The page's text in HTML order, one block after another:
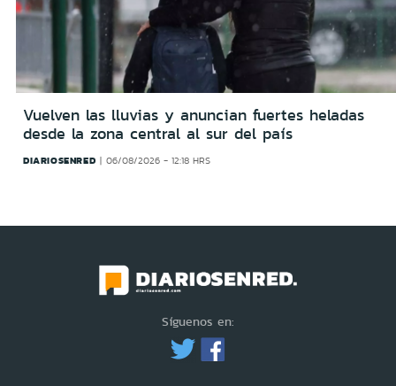
Vuelven las lluvias y anuncian fuertes heladas
desde la zona central al sur del país
DIARIOSENRED 06/08/2026 - 12:18 HRS
Síguenos en: